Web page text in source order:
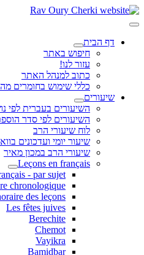
דף הבית
חיפוש באתר
עזור לנו!
כתוב למנהל האתר
כללי שימוש בחומרים
שיעורים
השיעורים בעברית לפי
השיעורים לפי סדר
לוח שיעורי הרב
שיעור יומי ועדכונים
שיעורי הרב במכון מאיר
Leçons en français
- par sujet
chronologique
des leçons
Les fêtes juives
Berechite
Chemot
Vayikra
Bamidbar